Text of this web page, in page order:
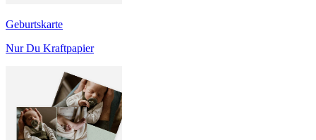
Geburtskarte
Nur Du Kraftpapier